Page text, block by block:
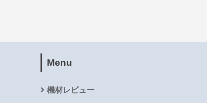
Menu
機材レビュー